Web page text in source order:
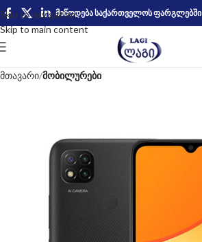
Skip to navigation
Skip to main content
მიწოდება საქართველოს ფარგლებში
მთავარი მობილურები